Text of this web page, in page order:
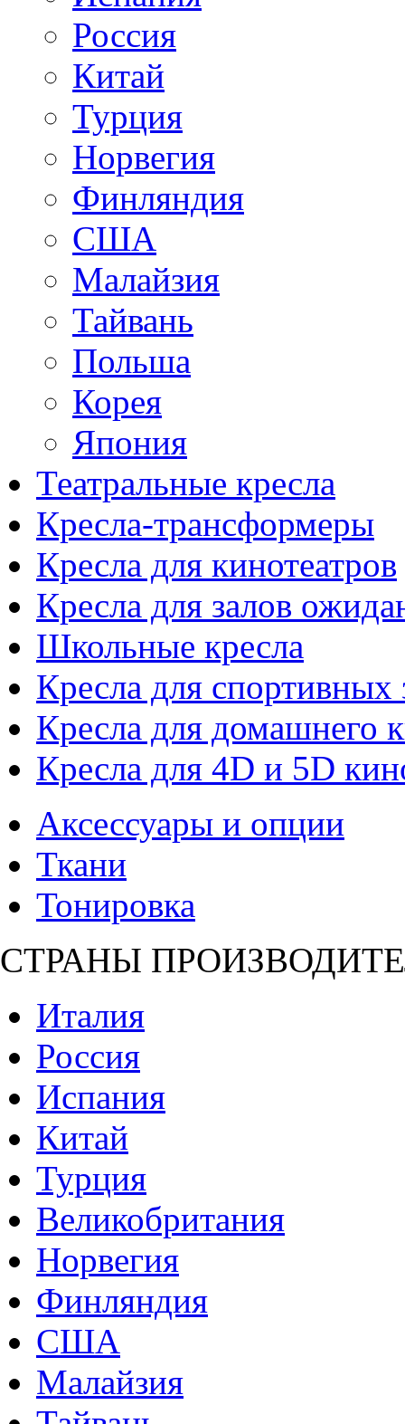
Россия
Китай
Турция
Норвегия
Финляндия
США
Малайзия
Тайвань
Польша
Корея
Япония
Театральные кресла
Кресла-трансформеры
Кресла для кинотеатров
Кресла для залов
Школьные кресла
Кресла для спортивных
Кресла для домашнего
Кресла для 4D и 5D
Аксессуары и опции
Ткани
Тонировка
СТРАНЫ
Италия
Россия
Испания
Китай
Турция
Великобритания
Норвегия
Финляндия
США
Малайзия